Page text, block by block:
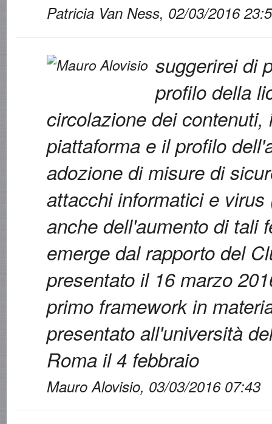
Patricia Van Ness, 02/03/2016
suggerirei di
profilo della
circolazione dei contenuti,
piattaforma e il profilo
adozione di misure di
attacchi informatici e
anche dell'aumento di tali
emerge dal rapporto del
presentato il 16 marzo
primo framework in
presentato all'università
Roma il 4 febbraio
Mauro Alovisio, 03/03/2016 07:43